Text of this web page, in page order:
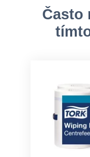
Často